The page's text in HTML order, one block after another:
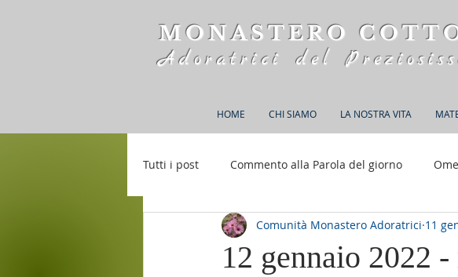
MONASTERO
Adoratrici del
HOME CHI SIAMO LA NOSTRA VITA
Tutti i post Commento alla Parola del giorno
Rifugio S. M. della Bellezza 150 anni di
12 gennaio 2022
Comunità Monastero Adoratrici 11